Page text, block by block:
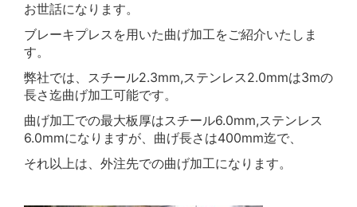
お世話になります。
ブレーキプレスを用いた曲げ加工をご紹介いたしま
す。
弊社では、スチール2.3mm,ステンレス2.0mmは3mの
長さ迄曲げ加工可能です。
曲げ加工での最大板厚はスチール6.0mm,ステンレス
6.0mmになりますが、曲げ長さは400mm迄で、
それ以上は、外注先での曲げ加工になります。